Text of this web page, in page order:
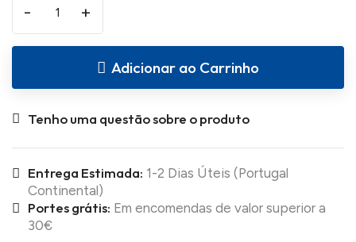
- +
Adicionar ao Carrinho
Tenho uma questão sobre o produto
Entrega Estimada: 1-2 Dias Úteis (Portugal
Continental)
Portes grátis: Em encomendas de valor superior a
30€